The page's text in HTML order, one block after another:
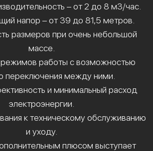
– от 2 до 8 м3/час.
напор – от 39 до 81,5 метров.
размеров при очень небольшой
массе.
работы с возможностью
переключения между ними.
и минимальный расход
электроэнергии.
к техническому обслуживанию
и уходу.
плюсом выступает